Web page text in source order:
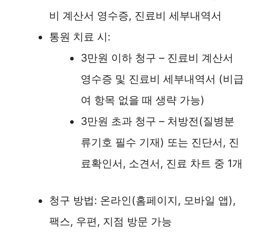
비 계산서 영수증, 진료비 세부내역서
통원 치료 시:
3만원 이하 청구 – 진료비 계산서
영수증 및 진료비 세부내역서 (비급
여 항목 없을 때 생략 가능)
3만원 초과 청구 – 처방전(질병분
류기호 필수 기재) 또는 진단서, 진
료확인서, 소견서, 진료 차트 중 1개
청구 방법: 온라인(홈페이지, 모바일 앱),
팩스, 우편, 지점 방문 가능